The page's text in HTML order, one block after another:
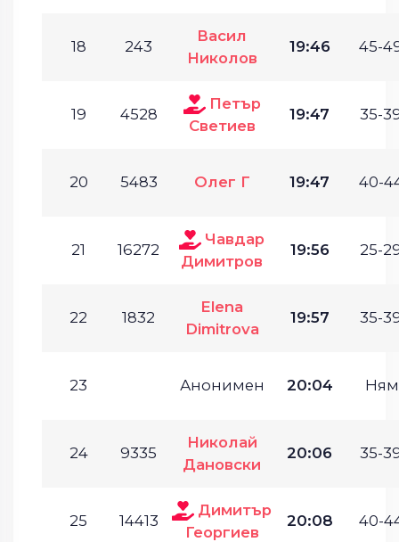
18 243
Васил
Николов
19:46 45-
19 4528
Петър
Светиев
19:47 35-
20 5483 Олег Г 19:47 40-
21 16272
Чавдар
Димитров
19:56 25-
22 1832
Elena
Dimitrova
19:57 35-
23 Анонимен 20:04
24 9335
Николай
Дановски
20:06 35-
25 14413
Димитър
Георгиев
20:08 40-